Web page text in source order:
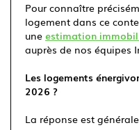
Pour connaître
logement dans ce
une estimation
auprès de nos équipes
Les logements
2026 ?
La réponse est